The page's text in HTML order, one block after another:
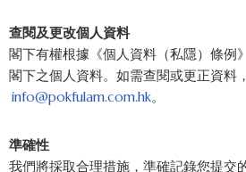
查閱及更改個人資料
閣下有權根據《個人資料（私隱）條例
閣下之個人資料。如需查閱或更正資料
info@pokfulam.com.hk。
準確性
我們將採取合理措施，準確記錄您提交